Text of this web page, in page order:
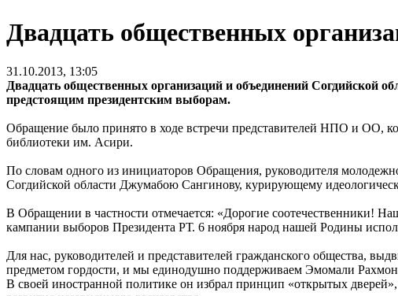
Двадцать общественных
31.10.2013, 13:05
Двадцать общественных организаций и объединений Согдийской
предстоящим президентским выборам.
Обращение было принято в ходе встречи представителей НПО и ОО,
библиотеки им. Асири.
По словам одного из инициаторов Обращения, руководителя
Согдийской области Джумабою Сангинову, курирующему
В Обращении в частности отмечается: «Дорогие соотечественники!
кампании выборов Президента РТ. 6 ноября народ нашей Родины
Для нас, руководителей и представителей гражданского общества,
предметом гордости, и мы единодушно поддерживаем Эмомали
В своей иностранной политике он избрал принцип «открытых